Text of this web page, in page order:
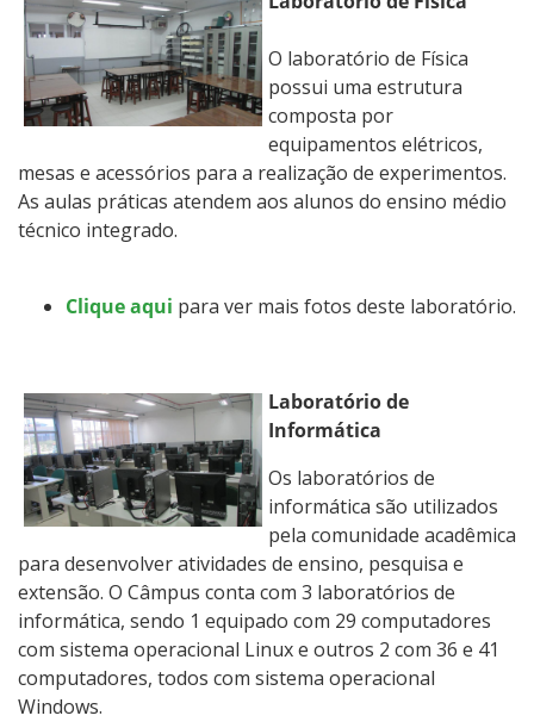
O laboratório de Física
possui uma estrutura
composta por
equipamentos elétricos,
mesas e acessórios para a realização de experimentos.
As aulas práticas atendem aos alunos do ensino médio
técnico integrado.
Clique aqui para ver mais fotos deste laboratório.
Laboratório de
Informática
Os laboratórios de
informática são utilizados
pela comunidade acadêmica
para desenvolver atividades de ensino, pesquisa e
extensão. O Câmpus conta com 3 laboratórios de
informática, sendo 1 equipado com 29 computadores
com sistema operacional Linux e outros 2 com 36 e 41
computadores, todos com sistema operacional
Windows.